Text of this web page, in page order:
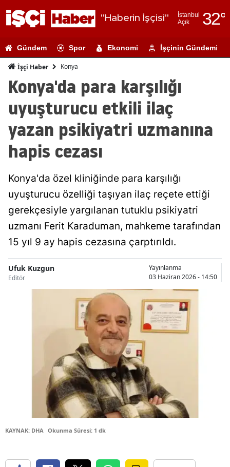
"Haberin İşçisi"
İstanbul
Açık
32°
Adıyaman
Ankara
Aydın
Balıkesir
Bingöl
Bolu
Gündem Spor Ekonomi İşçinin Gündemi
İşçi Haber Konya
Konya'da para karşılığı
uyuşturucu etkili ilaç
yazan psikiyatri uzmanına
hapis cezası
Konya'da özel kliniğinde para karşılığı
uyuşturucu özelliği taşıyan ilaç reçete ettiği
gerekçesiyle yargılanan tutuklu psikiyatri
uzmanı Ferit Karaduman, mahkeme tarafından
15 yıl 9 ay hapis cezasına çarptırıldı.
Ufuk Kuzgun
Editör
Yayınlanma
03 Haziran 2026 - 14:50
KAYNAK: DHA Okunma Süresi: 1 dk